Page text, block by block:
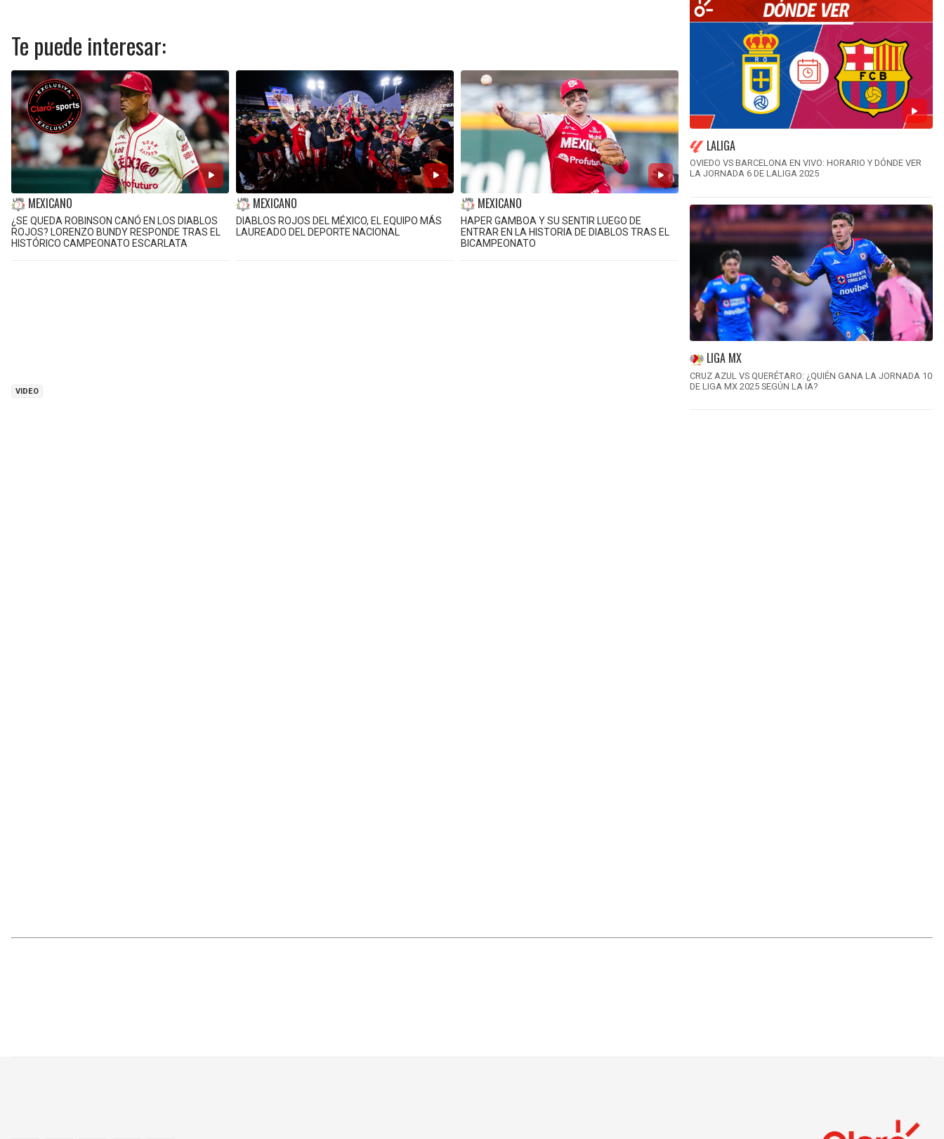
Te puede interesar:
MEXICANO
¿SE QUEDA ROBINSON CANÓ EN LOS DIABLOS
ROJOS? LORENZO BUNDY RESPONDE TRAS EL
HISTÓRICO CAMPEONATO ESCARLATA
MEXICANO
DIABLOS ROJOS DEL MÉXICO, EL EQUIPO MÁS
LAUREADO DEL DEPORTE NACIONAL
MEXICANO
HAPER GAMBOA Y SU SENTIR LUEGO DE
ENTRAR EN LA HISTORIA DE DIABLOS TRAS EL
BICAMPEONATO
VIDEO
LALIGA
OVIEDO VS BARCELONA EN VIVO: HORARIO Y DÓNDE VER
LA JORNADA 6 DE LALIGA 2025
LIGA MX
CRUZ AZUL VS QUERÉTARO: ¿QUIÉN GANA LA JORNADA 10
DE LIGA MX 2025 SEGÚN LA IA?